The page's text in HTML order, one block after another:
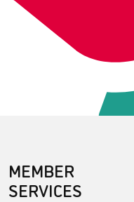
MEMBER
SERVICES